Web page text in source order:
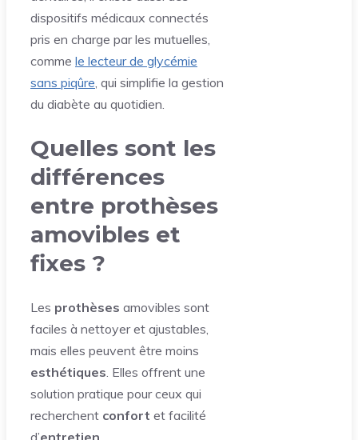
dispositifs médicaux connectés
pris en charge par les mutuelles,
comme le lecteur de glycémie
sans piqûre, qui simplifie la gestion
du diabète au quotidien.
Quelles sont les
différences
entre prothèses
amovibles et
fixes ?
Les prothèses amovibles sont
faciles à nettoyer et ajustables,
mais elles peuvent être moins
esthétiques . Elles offrent une
solution pratique pour ceux qui
recherchent confort et facilité
d’entretien